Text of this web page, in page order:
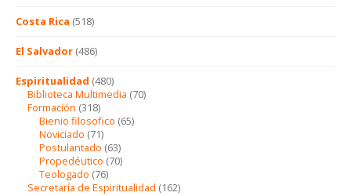
Costa Rica (518)
El Salvador (486)
Espiritualidad (480)
Biblioteca Multimedia (70)
Formación (318)
Bienio filosofico (65)
Noviciado (71)
Postulantado (63)
Propedéutico (70)
Teologado (76)
Secretaría de Espiritualidad (162)